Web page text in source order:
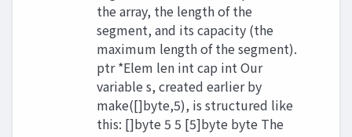
the array, the length of the
segment, and its capacity (the
maximum length of the segment).
ptr *Elem len int cap int Our
variable s, created earlier by
make([]byte,5), is structured like
this: []byte 5 5 [5]byte byte The